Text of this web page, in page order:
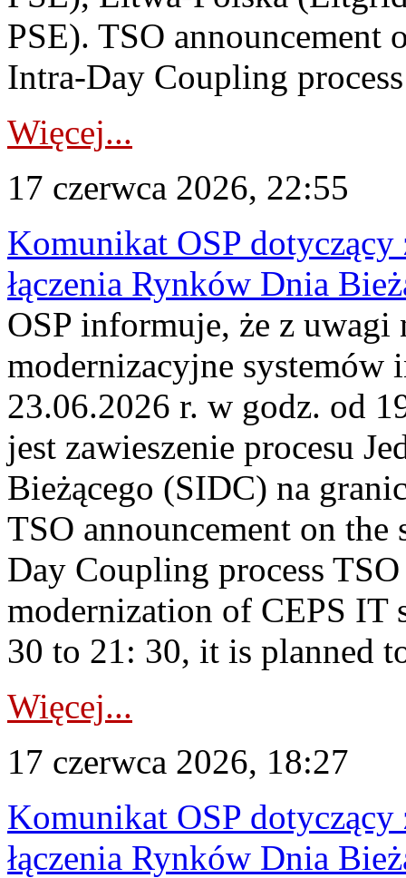
PSE). TSO announcement
Intra-Day Coupling
Więcej...
17 czerwca 2026, 22:55
Komunikat OSP dotyczący
łączenia Rynków Dnia
OSP informuje, że z uwagi
modernizacyjne
23.06.2026 r. w godz. od
jest zawieszenie procesu
Bieżącego (SIDC) na
TSO announcement on
Day Coupling process
modernization of CEPS IT
30 to 21: 30, it is planned
Więcej...
17 czerwca 2026, 18:27
Komunikat OSP dotyczący
łączenia Rynków Dnia